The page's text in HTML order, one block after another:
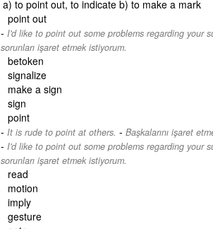
a) to point out, to indicate b) to make a mark
point out
I'd like to point out some problems regarding your
sorunları işaret etmek istiyorum.
betoken
signalize
make a sign
sign
point
It is rude to point at others. - Başkalarını işaret
I'd like to point out some problems regarding your
sorunları işaret etmek istiyorum.
read
motion
imply
gesture